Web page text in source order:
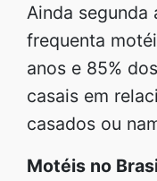
Ainda segunda
frequenta
anos e 85%
casais em
casados ou
Motéis no